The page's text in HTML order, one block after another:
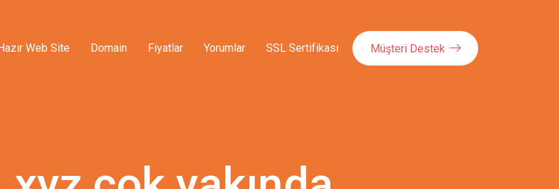
Web Site Domain Fiyatlar Yorumlar SSL Sertifikası Müşteri Destek